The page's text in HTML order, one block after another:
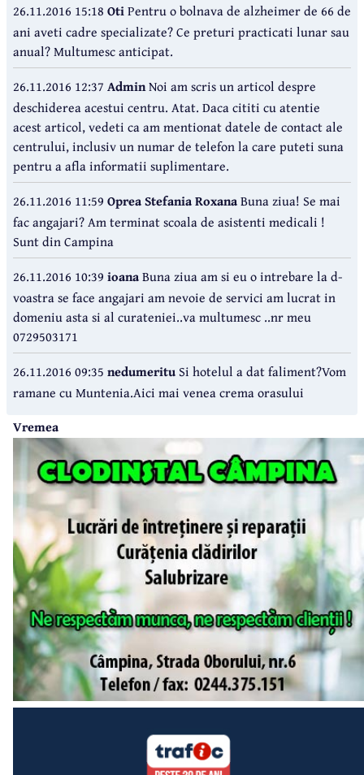
26.11.2016 15:18 OtiPentru o bolnava de alzheimer de 66 de
ani aveti cadre specializate? Ce preturi practicati lunar sau
anual? Multumesc anticipat.
26.11.2016 12:37 AdminNoi am scris un articol despre
deschiderea acestui centru. Atat. Daca cititi cu atentie
acest articol, vedeti ca am mentionat datele de contact ale
centrului, inclusiv un numar de telefon la care puteti suna
pentru a afla informatii suplimentare.
26.11.2016 11:59 Oprea Stefania RoxanaBuna ziua! Se mai
fac angajari? Am terminat scoala de asistenti medicali !
Sunt din Campina
26.11.2016 10:39 ioanaBuna ziua am si eu o intrebare la d-
voastra se face angajari am nevoie de servici am lucrat in
domeniu asta si al curateniei..va multumesc ..nr meu
0729503171
26.11.2016 09:35 nedumerituSi hotelul a dat faliment?Vom
ramane cu Muntenia.Aici mai venea crema orasului
Vremea